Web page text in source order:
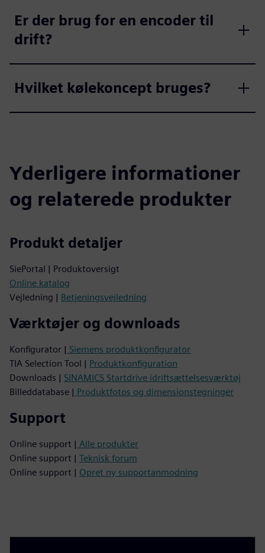
Er der brug for en encoder til
drift?
Hvilket kølekoncept bruges?
Yderligere informationer
og relaterede produkter
Produkt detaljer
SiePortal | Produktoversigt
Online katalog
Vejledning | Betjeningsvejledning
Værktøjer og downloads
Konfigurator | Siemens produktkonfigurator
TIA Selection Tool | Produktkonfiguration
Downloads | SINAMICS Startdrive idriftsættelsesværktøj
Billeddatabase | Produktfotos og dimensionstegninger
Support
Online support | Alle produkter
Online support | Teknisk forum
Online support | Opret ny supportanmodning